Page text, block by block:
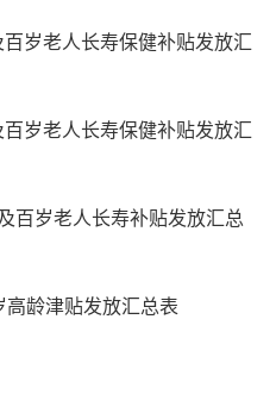
岁老人长寿保健补贴发放汇
岁老人长寿保健补贴发放汇
百岁老人长寿补贴发放汇总
龄津贴发放汇总表